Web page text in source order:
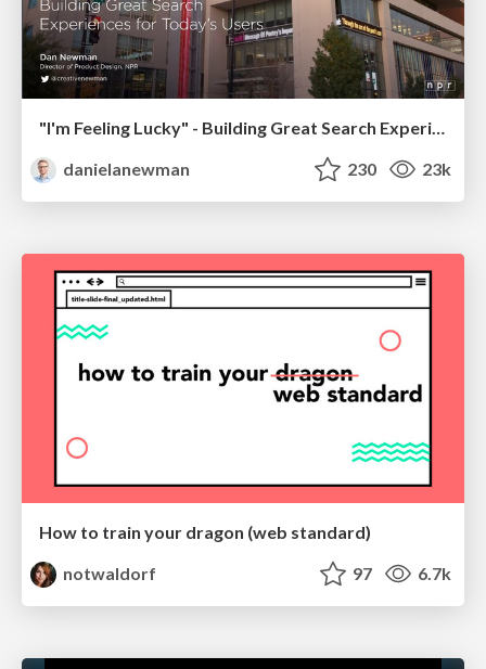
"I'm Feeling Lucky" - Building Great Search Experiences for Today's Users (#IAC19)
danielanewman
230 23k
How to train your dragon (web standard)
notwaldorf
97 6.7k